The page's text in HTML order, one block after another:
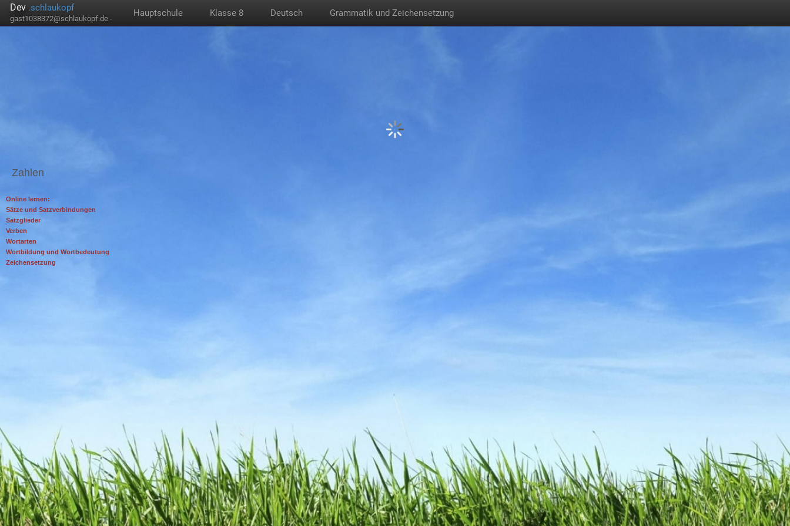
Dev .schlaukopf
gast1038372@schlaukopf.de -
Hauptschule Klasse 8 Deutsch Grammatik und Zeichensetzung
Zahlen
Online lernen:
Sätze und Satzverbindungen
Satzglieder
Verben
Wortarten
Wortbildung und Wortbedeutung
Zeichensetzung